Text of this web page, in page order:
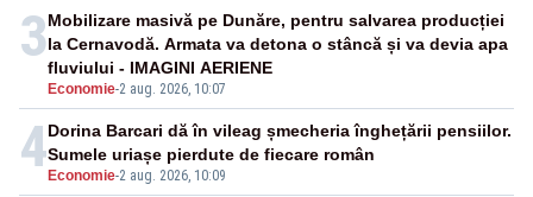
3
Economie-2 aug. 2026, 10:07
Mobilizare masivă pe Dunăre, pentru salvarea producției
la Cernavodă. Armata va detona o stâncă și va devia apa
fluviului - IMAGINI AERIENE
4Economie-2 aug. 2026, 10:09
Dorina Barcari dă în vileag șmecheria înghețării pensiilor.
Sumele uriașe pierdute de fiecare român